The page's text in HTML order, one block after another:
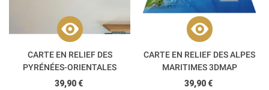
CARTE EN RELIEF DES
PYRÉNÉES-ORIENTALES
3DMAP
39,90 €
CARTE EN RELIEF DES ALPES
MARITIMES 3DMAP
39,90 €